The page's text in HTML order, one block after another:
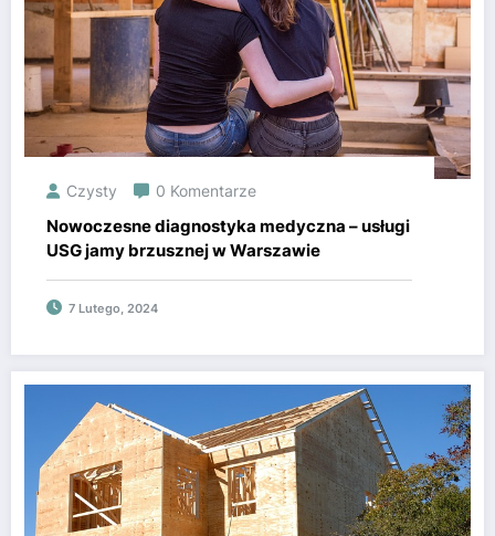
Czysty 0 Komentarze
Nowoczesne diagnostyka medyczna – usługi
USG jamy brzusznej w Warszawie
7 Lutego, 2024